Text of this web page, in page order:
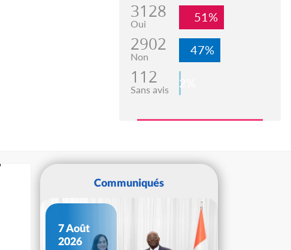
3128
Oui 51%
2902
Non 47%
112
Sans avis 2%
Communiqués
7 Août
2026